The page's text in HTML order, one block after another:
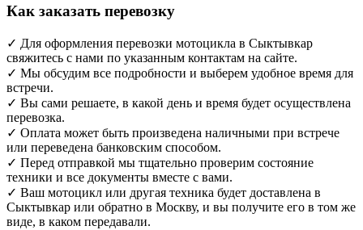
Как заказать перевозку
✓ Для оформления перевозки мотоцикла в Сыктывкар
свяжитесь с нами по указанным контактам на сайте.
✓ Мы обсудим все подробности и выберем удобное время для
встречи.
✓ Вы сами решаете, в какой день и время будет осуществлена
перевозка.
✓ Оплата может быть произведена наличными при встрече
или переведена банковским способом.
✓ Перед отправкой мы тщательно проверим состояние
техники и все документы вместе с вами.
✓ Ваш мотоцикл или другая техника будет доставлена в
Сыктывкар или обратно в Москву, и вы получите его в том же
виде, в каком передавали.